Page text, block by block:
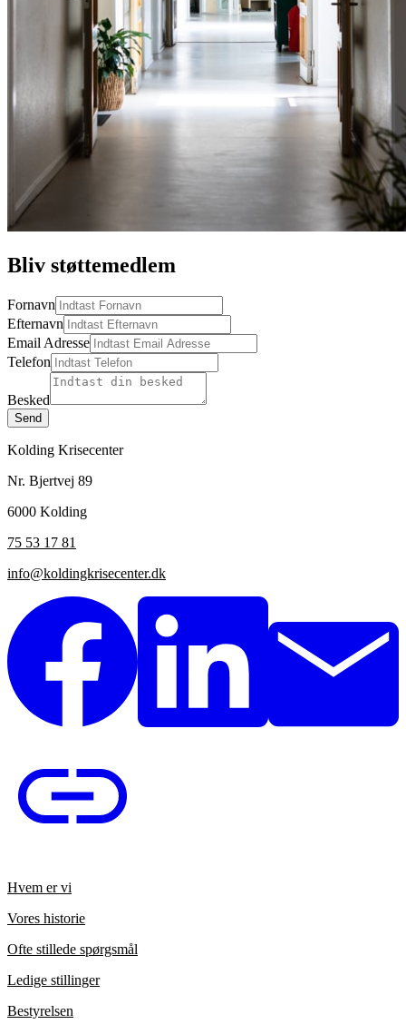
Bliv støttemedlem
Fornavn
Efternavn
Email Adresse
Telefon
Besked
Send
Kolding Krisecenter
Nr. Bjertvej 89
6000 Kolding
75 53 17 81
info@koldingkrisecenter.dk
Hvem er vi
Vores historie
Ofte stillede spørgsmål
Ledige stillinger
Bestyrelsen